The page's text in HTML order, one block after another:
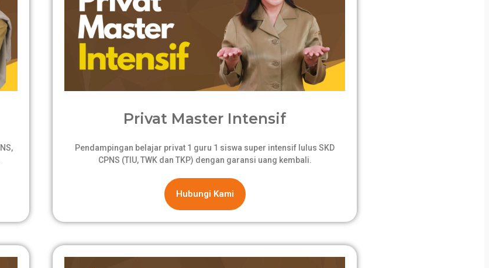
Privat Master Intensif
Pendampingan belajar privat 1 guru 1 siswa super intensif lulus SKD
CPNS (TIU, TWK dan TKP) dengan garansi uang kembali.
Hubungi Kami